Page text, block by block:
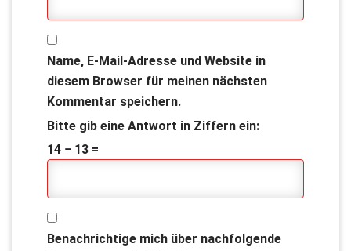
Name, E-Mail-Adresse und Website in
diesem Browser für meinen nächsten
Kommentar speichern.
Bitte gib eine Antwort in Ziffern ein:
14 − 13 =
Benachrichtige mich über nachfolgende